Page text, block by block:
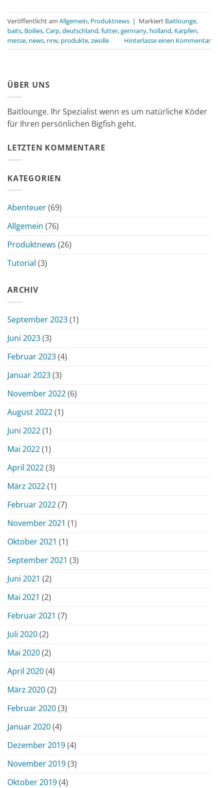
Veröffentlicht am Allgemein, Produktnews | Markiert Baitlounge,
baits, Boilies,Carp,deutschland,futter,germany, holland, Karpfen,
messe, news, nrw, produkte,zwolle Hinterlasse einen Kommentar
ÜBER UNS
Baitlounge. Ihr Spezialist wenn es um natürliche Köder
für Ihren persönlichen Bigfish geht.
LETZTEN KOMMENTARE
KATEGORIEN
Abenteuer(69)
Allgemein (76)
Produktnews (26)
Tutorial (3)
ARCHIV
September 2023(1)
Juni 2023(3)
Februar 2023(4)
Januar 2023(3)
November 2022(6)
August 2022(1)
Juni 2022(1)
Mai 2022(1)
April 2022(3)
März 2022(1)
Februar 2022(7)
November 2021 (1)
Oktober 2021 (1)
September 2021 (3)
Juni 2021 (2)
Mai 2021 (2)
Februar 2021 (7)
Juli 2020(2)
Mai 2020(2)
April 2020(4)
März 2020(2)
Februar 2020(3)
Januar 2020(4)
Dezember 2019(4)
November 2019(3)
Oktober 2019(4)